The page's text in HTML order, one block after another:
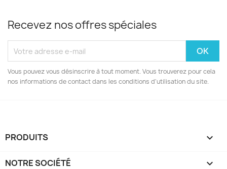
Recevez nos offres spéciales
Vous pouvez vous désinscrire à tout moment. Vous trouverez pour cela
nos informations de contact dans les conditions d'utilisation du site.
PRODUITS 
NOTRE SOCIÉTÉ 